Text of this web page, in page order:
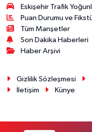
Eskişehir Trafik
Puan Durumu ve
Tüm Manşetler
Son Dakika Haberleri
Haber Arşivi
Gizlilik Sözleşmesi
İletişim
Künye